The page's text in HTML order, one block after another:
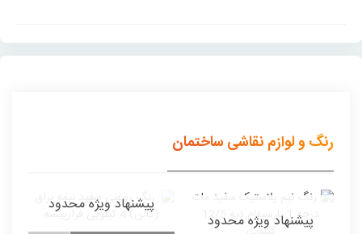
رنگ و لوازم نقاشی ساختمان
پیشنهاد ویژه محدود
پیشنهاد ویژه محدود